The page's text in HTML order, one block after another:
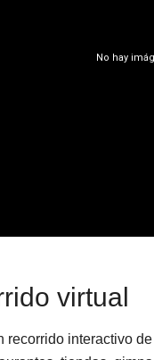
virtual
recorrido interactivo